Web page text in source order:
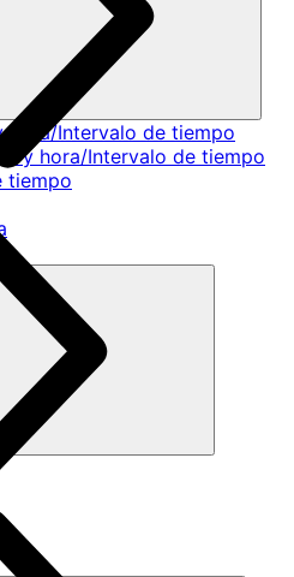
hora/Intervalo de tiempo
y hora/Intervalo de tiempo
tiempo